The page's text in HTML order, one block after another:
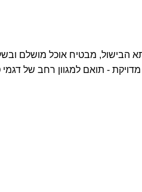
הבישול, מבטיח אוכל מושלם
- תואם למגוון רחב של דגמי